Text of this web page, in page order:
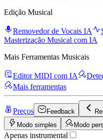
Edição Musical
Removedor de Vocais IA
Masterização Musical com IA
Mais Ferramentas Musicais
Editor MIDI com IA
Mais ferramentas
Preços Feedback
Modo simples
Modo
Apenas instrumental